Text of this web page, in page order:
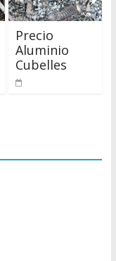
Precio
Aluminio
Cubelles